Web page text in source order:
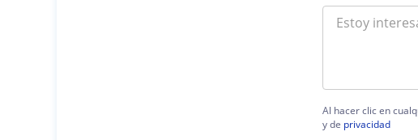
Al hacer clic en
y de privacidad